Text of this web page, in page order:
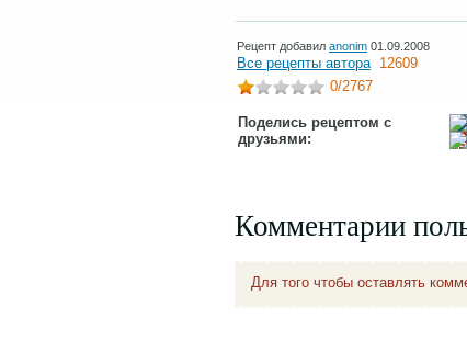
Рецепт добавил anonim 01.09.2008
Все рецепты автора 12609
0/2767
Поделись рецептом с
друзьями:
Комментарии
Для того чтобы оставлять